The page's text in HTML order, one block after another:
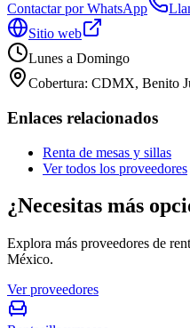
Contactar por WhatsApp
Sitio web
Lunes a Domingo
Cobertura: CDMX, Benito
Enlaces relacionados
Renta de mesas y sillas
Ver todos los proveedores
¿Necesitas más
Explora más proveedores de
México.
Ver proveedores